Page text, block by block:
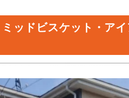
ッドビスケット・ア